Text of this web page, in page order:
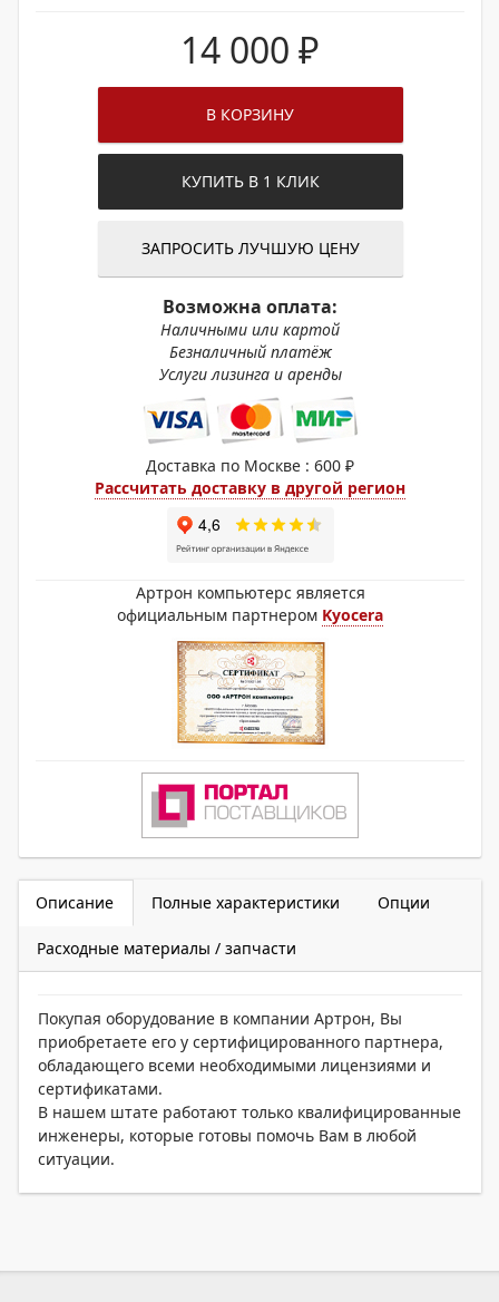
14 000 ₽
В КОРЗИНУ
КУПИТЬ В 1 КЛИК
ЗАПРОСИТЬ ЛУЧШУЮ ЦЕНУ
Возможна оплата:
Наличными или картой
Безналичный платёж
Услуги лизинга и аренды
Доставка по Москве : 600 ₽
Рассчитать доставку в другой регион
Артрон компьютерс является
официальным партнером Kyocera
Описание Полные характеристики Опции
Расходные материалы / запчасти
Покупая оборудование в компании Артрон, Вы
приобретаете его у сертифицированного партнера,
обладающего всеми необходимыми лицензиями и
сертификатами.
В нашем штате работают только квалифицированные
инженеры, которые готовы помочь Вам в любой
ситуации.